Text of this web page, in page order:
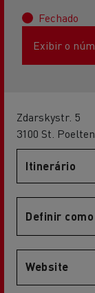
Fechado
Exibir o
Zdarskystr. 5
3100 St.
Itinerário
Definir
Website